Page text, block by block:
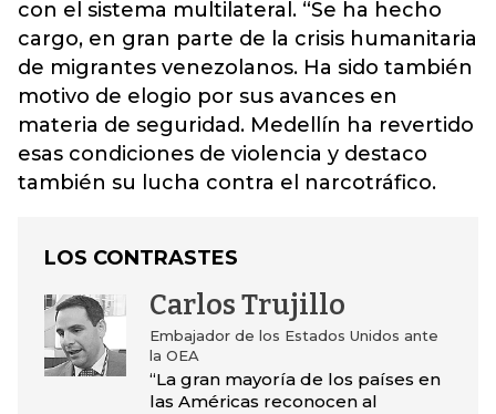
con el sistema multilateral. “Se ha hecho
cargo, en gran parte de la crisis humanitaria
de migrantes venezolanos. Ha sido también
motivo de elogio por sus avances en
materia de seguridad. Medellín ha revertido
esas condiciones de violencia y destaco
también su lucha contra el narcotráfico.
LOS CONTRASTES
Carlos Trujillo
Embajador de los Estados Unidos ante
la OEA
“La gran mayoría de los países en
las Américas reconocen al